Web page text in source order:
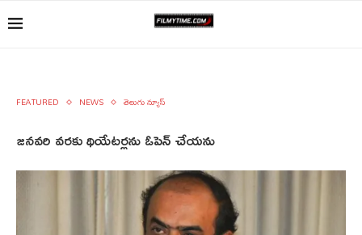
FEATURED NEWS తెలుగు న్యూస్
జనవరి వరకు థియేటర్లను ఓపెన్‌ చేయను